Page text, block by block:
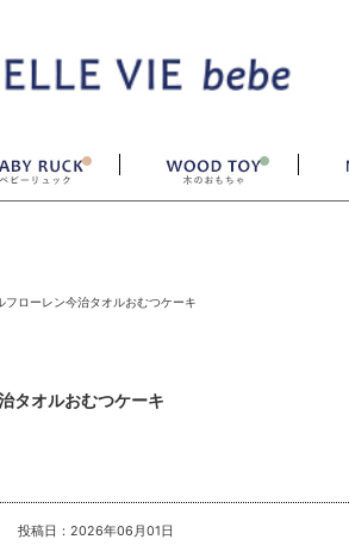
フローレン今治タオルおむつケーキ
タオルおむつケーキ
投稿日：2026年06月01日